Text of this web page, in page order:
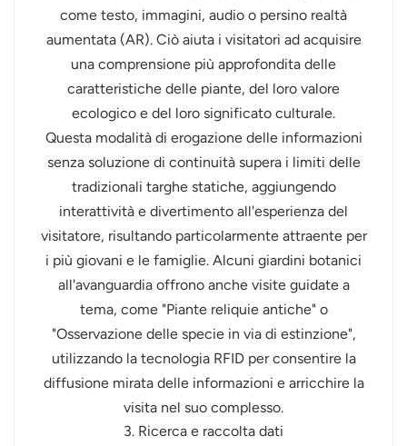
come testo, immagini, audio o persino realtà
aumentata (AR). Ciò aiuta i visitatori ad acquisire
una comprensione più approfondita delle
caratteristiche delle piante, del loro valore
ecologico e del loro significato culturale.
Questa modalità di erogazione delle informazioni
senza soluzione di continuità supera i limiti delle
tradizionali targhe statiche, aggiungendo
interattività e divertimento all'esperienza del
visitatore, risultando particolarmente attraente per
i più giovani e le famiglie. Alcuni giardini botanici
all'avanguardia offrono anche visite guidate a
tema, come "Piante reliquie antiche" o
"Osservazione delle specie in via di estinzione",
utilizzando la tecnologia RFID per consentire la
diffusione mirata delle informazioni e arricchire la
visita nel suo complesso.
3. Ricerca e raccolta dati